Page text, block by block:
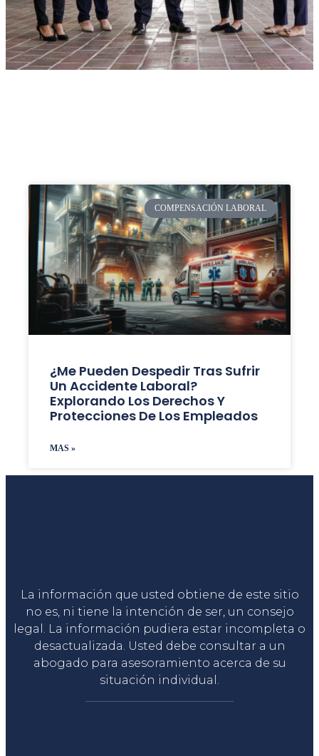
COMPENSACIÓN LABORAL
¿Me Pueden Despedir Tras Sufrir
Un Accidente Laboral?
Explorando Los Derechos Y
Protecciones De Los Empleados
MAS »
La información que usted obtiene de este sitio
no es, ni tiene la intención de ser, un consejo
legal. La información pudiera estar incompleta o
desactualizada. Usted debe consultar a un
abogado para asesoramiento acerca de su
situación individual.